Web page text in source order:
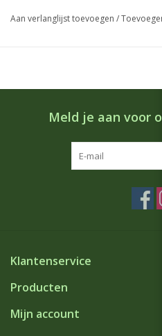
Aan verlanglijst toevoegen /
Meld je aan voor
Klantenservice
Producten
Mijn account